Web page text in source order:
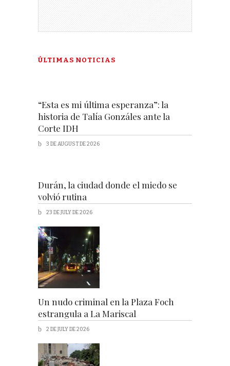
ÚLTIMAS NOTICIAS
“Esta es mi última esperanza”: la
historia de Talía Gonzáles ante la
Corte IDH
3 DE AUGUST DE 2026
Durán, la ciudad donde el miedo se
volvió rutina
23 DE JULY DE 2026
Un nudo criminal en la Plaza Foch
estrangula a La Mariscal
2 DE JULY DE 2026